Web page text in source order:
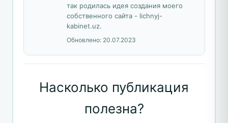
так родилась идея создания моего
собственного сайта - lichnyj-
kabinet.uz.
Обновлено: 20.07.2023
Насколько публикация
полезна?